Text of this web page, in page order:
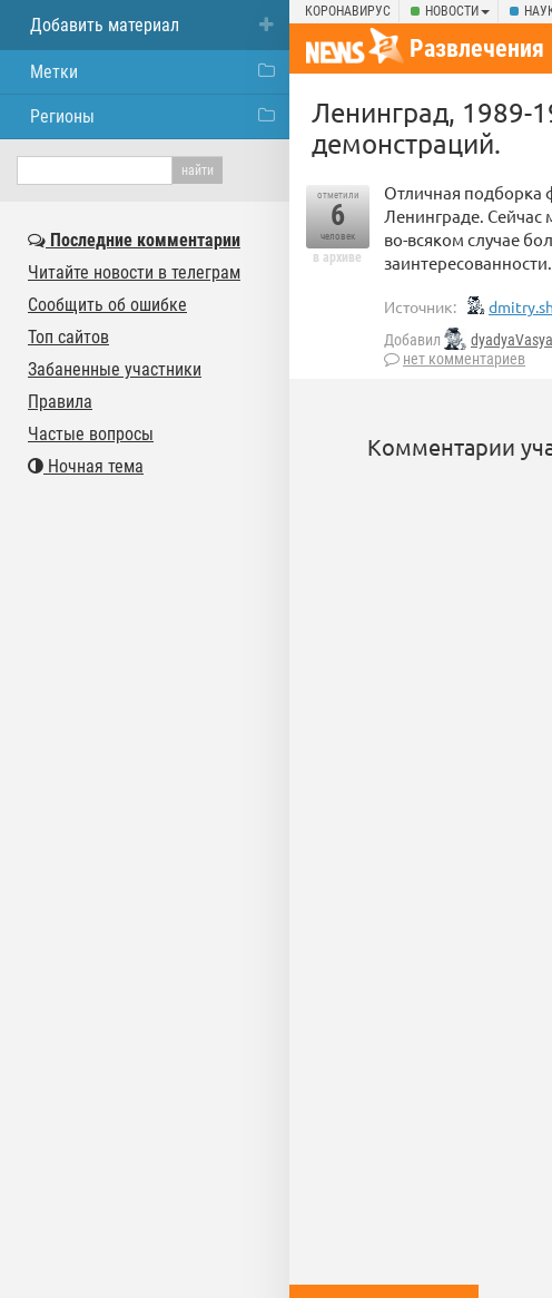
КОРОНАВИРУС НОВОСТИ
Развлечения
Ленинград, 1989-
демонстраций.
отметили
6
человек
в архиве
Отличная подборка
Ленинграде. Сейчас
во-всяком случае
заинтересованности.
Источник:
Добавил dyadyaVasya
нет комментариев
Комментарии
Добавить материал
Метки
Регионы
Последние комментарии
Читайте новости в телеграм
Сообщить об ошибке
Топ сайтов
Забаненные участники
Правила
Частые вопросы
Ночная тема